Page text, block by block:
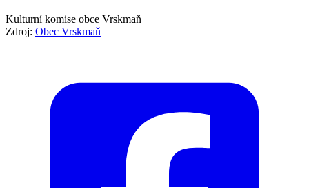
Kulturní komise obce Vrskmaň
Zdroj: Obec Vrskmaň